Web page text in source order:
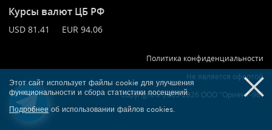
Курсы валют ЦБ РФ
USD 81.41 EUR 94.06
Политика конфиденциальности
Не является офертой
Copyright © 2005-2026 ООО "Ориент-96"
Этот сайт использует файлы cookie для улучшения
функциональности и сбора статистики посещений.
Подробнее об использовании файлов cookies.